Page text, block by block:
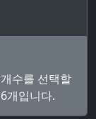
수를 선택할
개입니다.